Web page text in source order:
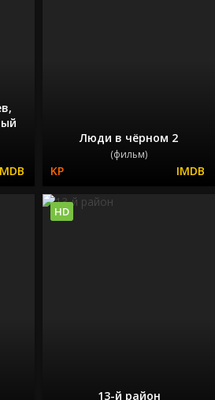
Люди в чёрном 2
(фильм)
13-й район
HD